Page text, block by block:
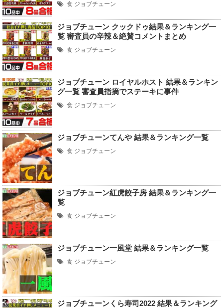
食 ジョブチューン
ジョブチューン クックドゥ結果＆ランキング一
覧 審査員の辛辣＆絶賛コメントまとめ
食 ジョブチューン
ジョブチューン ロイヤルホスト 結果＆ランキン
グ一覧 審査員指摘でステーキに事件
食 ジョブチューン
ジョブチューンてんや 結果＆ランキング一覧
食 ジョブチューン
ジョブチューン紅虎餃子房 結果＆ランキング一
覧
食 ジョブチューン
ジョブチューン一風堂 結果＆ランキング一覧
食 ジョブチューン
ジョブチューンくら寿司2022 結果＆ランキング